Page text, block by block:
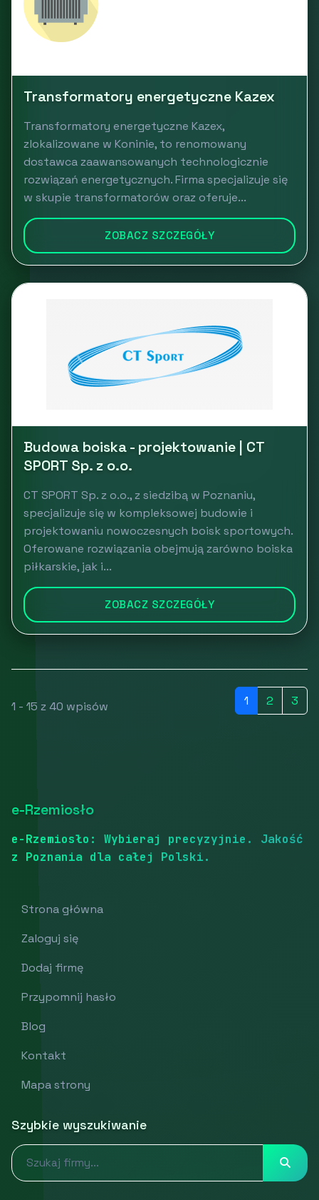
Transformatory energetyczne Kazex
Transformatory energetyczne Kazex,
zlokalizowane w Koninie, to renomowany
dostawca zaawansowanych technologicznie
rozwiązań energetycznych. Firma specjalizuje się
w skupie transformatorów oraz oferuje...
ZOBACZ SZCZEGÓŁY
Budowa boiska - projektowanie | CT
SPORT Sp. z o.o.
CT SPORT Sp. z o.o., z siedzibą w Poznaniu,
specjalizuje się w kompleksowej budowie i
projektowaniu nowoczesnych boisk sportowych.
Oferowane rozwiązania obejmują zarówno boiska
piłkarskie, jak i...
ZOBACZ SZCZEGÓŁY
1 - 15 z 40 wpisów 1 2 3
e-Rzemiosło
e-Rzemiosło: Wybieraj precyzyjnie. Jakość
z Poznania dla całej Polski.
Strona główna
Zaloguj się
Dodaj firmę
Przypomnij hasło
Blog
Kontakt
Mapa strony
Szybkie wyszukiwanie